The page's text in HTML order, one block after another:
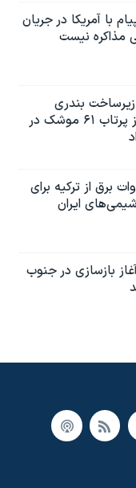
با آمریکا در جریان
مذاکره نیست
بندری
اودسا؛ زلنسکی از پرتاب ۶۱ موشک در
۴۵۰ مگاوات برق از ترکیه برای
ایران
بازسازی در جنوب